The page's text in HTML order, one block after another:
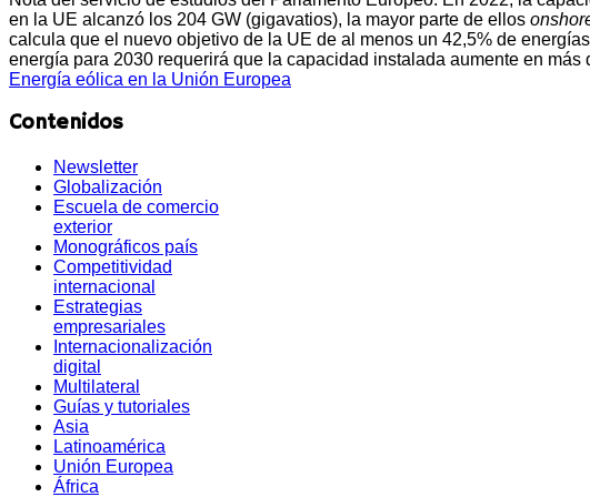
en la UE alcanzó los 204 GW (gigavatios), la mayor parte de ellos
calcula que el nuevo objetivo de la UE de al menos un 42,5% de
energía para 2030 requerirá que la capacidad instalada aumente en más
Energía eólica en la Unión Europea
Contenidos
Newsletter
Globalización
Escuela de comercio
exterior
Monográficos país
Competitividad
internacional
Estrategias
empresariales
Internacionalización
digital
Multilateral
Guías y tutoriales
Asia
Latinoamérica
Unión Europea
África